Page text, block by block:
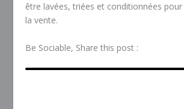
être lavées, triées et conditionnées pour
la vente.
Be Sociable, Share this post :